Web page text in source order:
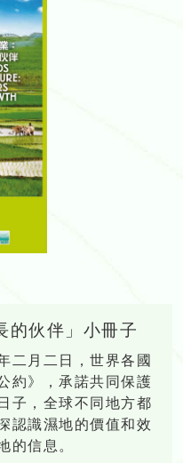
的伙伴」小冊子
二月二日，世界各國
約》，承諾共同保護
子，全球不同地方都
認識濕地的價值和效
的信息。